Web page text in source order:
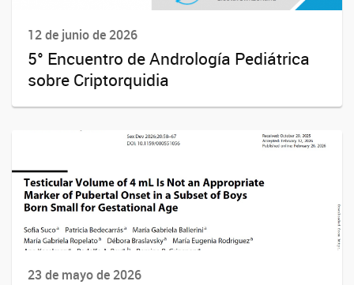
12 de junio de 2026
5° Encuentro de Andrología Pediátrica
sobre Criptorquidia
23 de mayo de 2026